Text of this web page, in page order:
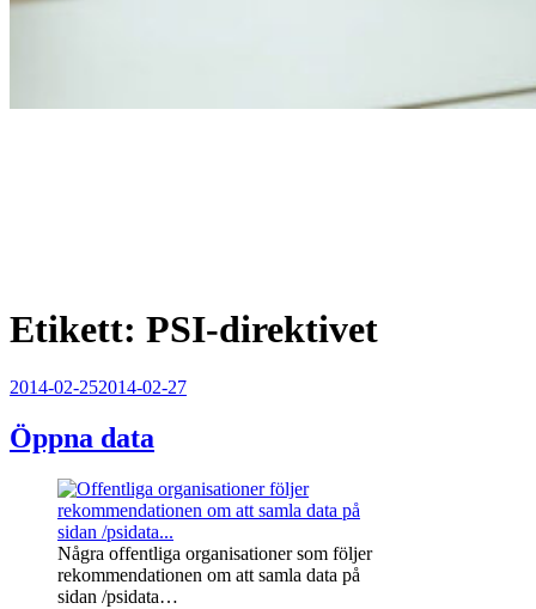
Etikett: PSI-direktivet
Publicerat
2014-02-252014-02-27
Öppna data
Några offentliga organisationer som följer
rekommendationen om att samla data på
sidan /psidata…